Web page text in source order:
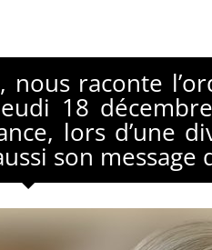
raconte
18
lors d’une
son message